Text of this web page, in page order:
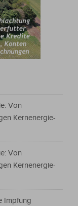
Von
Kernenergie-
Von
Kernenergie-
Impfung